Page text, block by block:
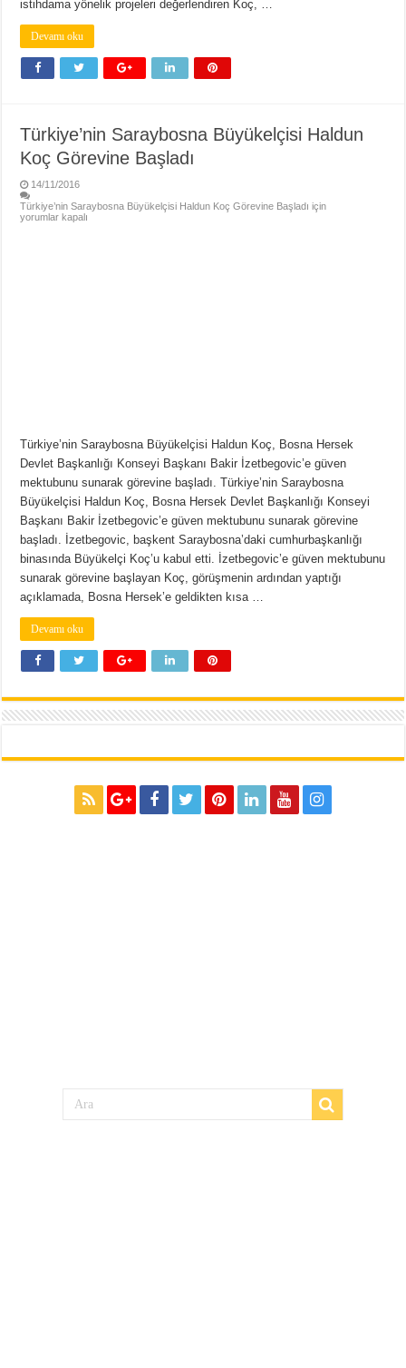
istihdama yönelik projeleri değerlendiren Koç, …
Devamı oku
Türkiye’nin Saraybosna Büyükelçisi Haldun
Koç Görevine Başladı
14/11/2016
Türkiye’nin Saraybosna Büyükelçisi Haldun Koç Görevine Başladı için
yorumlar kapalı
Türkiye’nin Saraybosna Büyükelçisi Haldun Koç, Bosna Hersek
Devlet Başkanlığı Konseyi Başkanı Bakir İzetbegovic’e güven
mektubunu sunarak görevine başladı. Türkiye’nin Saraybosna
Büyükelçisi Haldun Koç, Bosna Hersek Devlet Başkanlığı Konseyi
Başkanı Bakir İzetbegovic’e güven mektubunu sunarak görevine
başladı. İzetbegovic, başkent Saraybosna’daki cumhurbaşkanlığı
binasında Büyükelçi Koç’u kabul etti. İzetbegovic’e güven mektubunu
sunarak görevine başlayan Koç, görüşmenin ardından yaptığı
açıklamada, Bosna Hersek’e geldikten kısa …
Devamı oku